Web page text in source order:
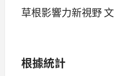
草根影響力新視野 文
根據統計